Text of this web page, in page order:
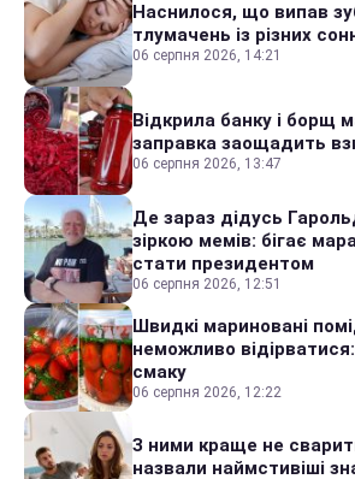
Наснилося, що випав
тлумачень із різних
06 серпня 2026, 14:21
Відкрила банку і борщ
заправка заощадить
06 серпня 2026, 13:47
Де зараз дідусь
зіркою мемів: бігає
стати президентом
06 серпня 2026, 12:51
Швидкі мариновані
неможливо
смаку
06 серпня 2026, 12:22
З ними краще не
назвали наймстивіші